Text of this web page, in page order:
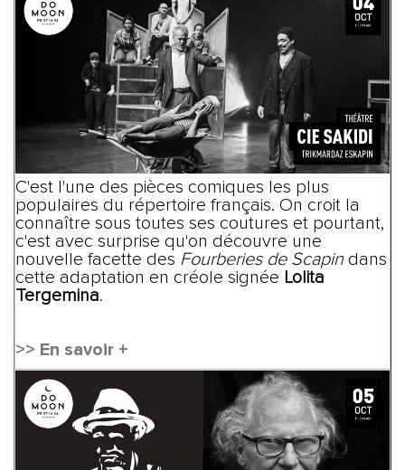
C'est l'une des pièces comiques les plus
populaires du répertoire français. On croit la
connaître sous toutes ses coutures et pourtant,
c'est avec surprise qu'on découvre une
nouvelle facette des Fourberies de Scapin dans
cette adaptation en créole signée Lolita
Tergemina.
>> En savoir +